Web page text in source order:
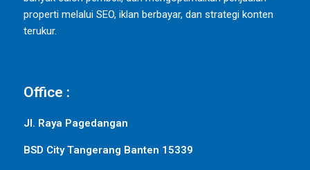
properti melalui SEO, iklan berbayar, dan strategi konten
terukur.
Office :
Jl. Raya Pagedangan
BSD City Tangerang Banten 15339